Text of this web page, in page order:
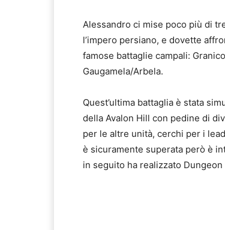
Alessandro ci mise poco più di
l’impero persiano, e dovette
famose battaglie campali:
Gaugamela/Arbela.
Quest’ultima battaglia è stata
della Avalon Hill con pedine di
per le altre unità, cerchi per i
è sicuramente superata però è
in seguito ha realizzato